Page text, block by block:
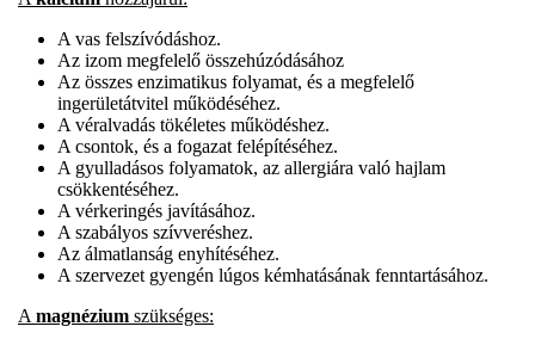
A vas felszívódáshoz.
Az izom megfelelő összehúzódásához
Az összes enzimatikus folyamat, és a megfelelő
ingerületátvitel működéséhez.
A véralvadás tökéletes működéshez.
A csontok, és a fogazat felépítéséhez.
A gyulladásos folyamatok, az allergiára való hajlam
csökkentéséhez.
A vérkeringés javításához.
A szabályos szívveréshez.
Az álmatlanság enyhítéséhez.
A szervezet gyengén lúgos kémhatásának fenntartásához.
A magnézium szükséges: